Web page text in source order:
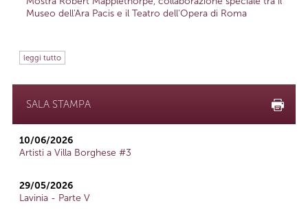
Museo dell'Ara Pacis e il Teatro dell'Opera di Roma
leggi tutto
SALA STAMPA
10/06/2026
Artisti a Villa Borghese #3
29/05/2026
Lavinia - Parte V